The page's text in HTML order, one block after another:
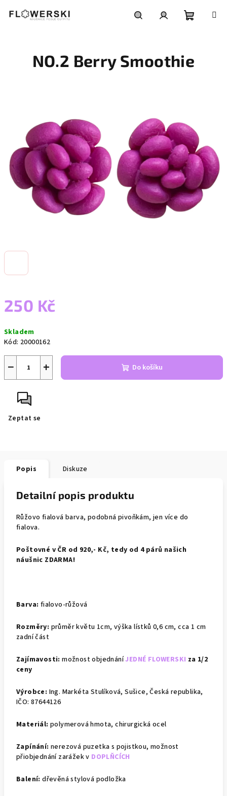
košík
250 Kč
cena:
Skladem
Kód: 20000162
+
− Do košíku
Zeptat se
NO.2 Berry Smoothie
Popis Diskuze
Detailní popis produktu
Růžovo fialová barva, podobná pivoňkám, jen více do
fialova.
Poštovné v ČR od 920,- Kč, tedy od 4 párů našich
náušnic ZDARMA!
Barva: fialovo-růžová
Rozměry: průměr květu 1cm, výška lístků 0,6 cm, cca 1 cm
zadní část
Zajímavosti: možnost objednáníJEDNÉ FLOWERSKI za 1/2
ceny
Výrobce: Ing. Markéta Stulíková, Sušice, Česká republika,
IČO: 87644126
Materiál: polymerová hmota, chirurgická ocel
Zapínání: nerezová puzetka s pojistkou, možnost
přiobjednání zarážek v DOPLŇCÍCH
Balení: dřevěná stylová podložka